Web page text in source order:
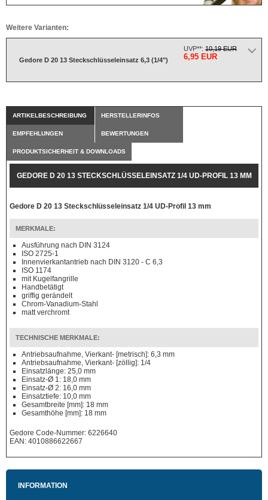
Weitere Varianten:
Gedore D 20 13 Steckschlüsseleinsatz 6,3 (1/4")
UVP**: 10,19 EUR
6,95 EUR
ARTIKELBESCHREIBUNG HERSTELLERINFOS
EMPFEHLUNGEN BEWERTUNGEN
PRODUKTSICHERHEIT & DOWNLOADS
GEDORE D 20 13 STECKSCHLÜSSELEINSATZ 1/4 UD-PROFIL 13 MM
Gedore D 20 13 Steckschlüsseleinsatz 1/4 UD-Profil 13 mm
MERKMALE:
Ausführung nach DIN 3124
ISO 2725-1
Innenvierkantantrieb nach DIN 3120 - C 6,3
ISO 1174
mit Kugelfangrille
Handbetätigt
griffig gerändelt
Chrom-Vanadium-Stahl
matt verchromt
TECHNISCHE MERKMALE:
Antriebsaufnahme, Vierkant- [metrisch]: 6,3 mm
Antriebsaufnahme, Vierkant- [zöllig]: 1/4
Einsatzlänge: 25,0 mm
Einsatz-Ø 1: 18,0 mm
Einsatz-Ø 2: 16,0 mm
Einsatztiefe: 10,0 mm
Gesamtbreite [mm]: 18 mm
Gesamthöhe [mm]: 18 mm
Gedore Code-Nummer: 6226640
EAN: 4010886622667
INFORMATION